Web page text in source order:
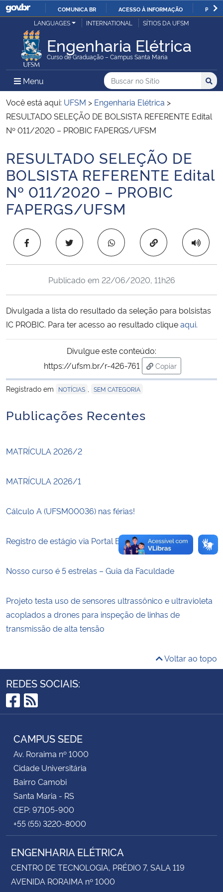
IR
O
COMUNICA BR ACESSO À INFORMAÇÃO
Ministério da Justiça e Segurança Pública
Ministério da Defesa
Ministério das Relações Exteriores
Ministério da Economia
Ministério da Infraestrutura
Ministério da Agricultura, Pecuária e Abastecimento
Ministério da Educação
Ministério da Cidadania
Ministério da Saúde
Ministério de Minas e Energia
Ministério da Ciência, Tecnologia, Inovações e Comunicações
Ministério do Turismo
Ministério do Desenvolvimento Regional
Controladoria-Geral da União
Advocacia-Geral da União
Banco Central do Brasil
Planalto
LANGUAGES INTERNATIONAL SÍTIOS DA UFSM
Engenharia Elétrica
Curso de Graduação – Campus Santa Maria
Menu Menu Principal do Sítio
Busca
Buscar no no Sítio
Busca:
Você está aqui: UFSM > Engenharia Elétrica >
RESULTADO SELEÇÃO DE BOLSISTA REFERENTE Edital
Nº 011/2020 – PROBIC FAPERGS/UFSM
Início do conteúdo
RESULTADO SELEÇÃO DE
BOLSISTA REFERENTE Edital
Nº 011/2020 – PROBIC
FAPERGS/UFSM
Copiar para área
Publicado em 22/06/2020, 11h26
Divulgada a lista do resultado da seleção para bolsistas
IC PROBIC. Para ter acesso ao resultado cliqueaqui.
Divulgue este conteúdo:
https://ufsm.br/r-426-761
Copiar
para área de
Registrado em
NOTÍCIAS SEM CATEGORIA
Publicações Recentes
MATRÍCULA 2026/2
MATRÍCULA 2026/1
Cálculo A (UFSM00036) nas férias!
Registro de estágio via Portal Estudantil
Nosso curso é 5 estrelas – Guia da Faculdade
Projeto testa uso de sensores ultrassônico e ultravioleta
acoplados a drones para inspeção de linhas de
transmissão de alta tensão
Voltar ao topo
REDES SOCIAIS:
Facebook
RSS
CAMPUS SEDE
Av. Roraima nº 1000
Cidade Universitária
Bairro Camobi
Santa Maria - RS
CEP: 97105-900
+55 (55) 3220-8000
ENGENHARIA ELÉTRICA
CENTRO DE TECNOLOGIA, PRÉDIO 7, SALA 119
AVENIDA RORAIMA nº 1000